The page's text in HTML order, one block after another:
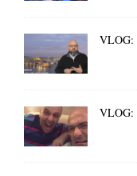
VLOG:
VLOG: